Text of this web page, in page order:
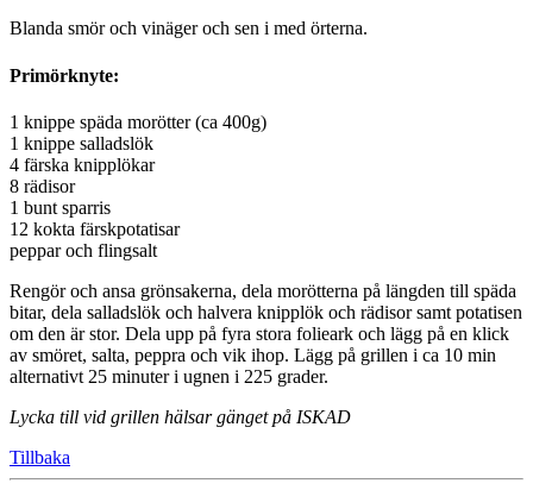
Blanda smör och vinäger och sen i med örterna.
Primörknyte:
1 knippe späda morötter (ca 400g)
1 knippe salladslök
4 färska knipplökar
8 rädisor
1 bunt sparris
12 kokta färskpotatisar
peppar och flingsalt
Rengör och ansa grönsakerna, dela morötterna på längden till späda
bitar, dela salladslök och halvera knipplök och rädisor samt potatisen
om den är stor. Dela upp på fyra stora folieark och lägg på en klick
av smöret, salta, peppra och vik ihop. Lägg på grillen i ca 10 min
alternativt 25 minuter i ugnen i 225 grader.
Lycka till vid grillen hälsar gänget på ISKAD
Tillbaka